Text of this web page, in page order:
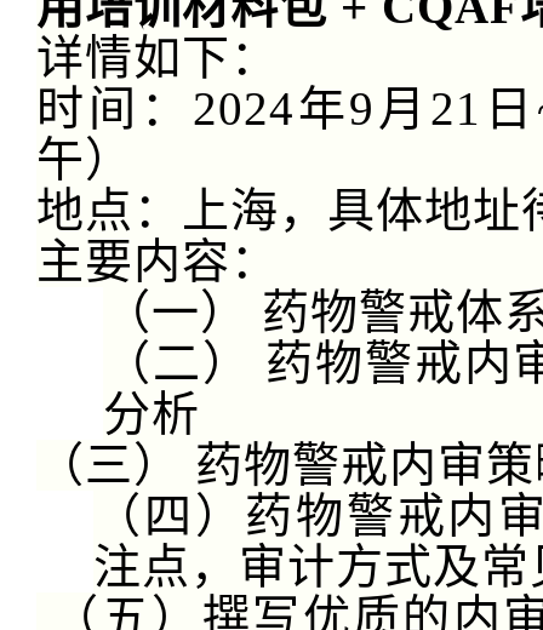
详情如下：
时间： 2024年9月21
午）
地点：上海，具体地址
主要内容：
（一） 药物警戒体
（二） 药物警戒内
分析
（三）
药物警戒内审
（四）药物警戒内
注点，审计方式及
（五）撰写优质的内